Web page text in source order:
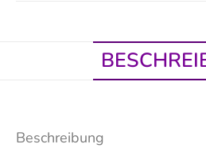
Beschreibung